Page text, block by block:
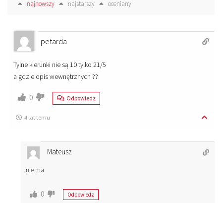
najnowszy najstarszy oceniany
petarda
Tylne kierunki nie są 10 tylko 21/5
a gdzie opis wewnętrznych ??
0 Odpowiedz
4 lat temu
Mateusz
nie ma
0 Odpowiedz